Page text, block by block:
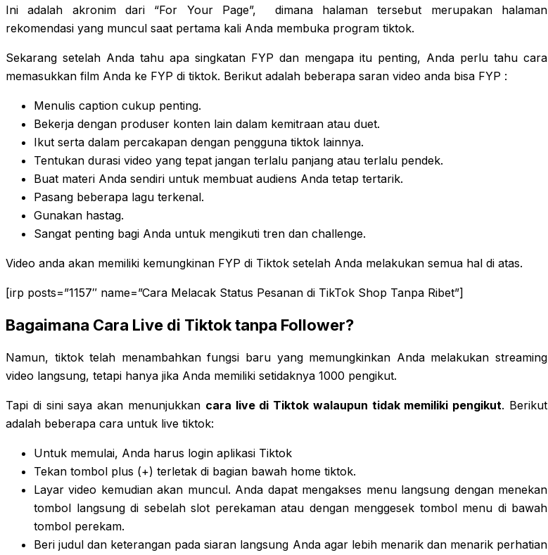
Ini adalah akronim dari “For Your Page”, dimana halaman tersebut merupakan halaman
rekomendasi yang muncul saat pertama kali Anda membuka program tiktok.
Sekarang setelah Anda tahu apa singkatan FYP dan mengapa itu penting, Anda perlu tahu cara
memasukkan film Anda ke FYP di tiktok. Berikut adalah beberapa saran video anda bisa FYP :
Menulis caption cukup penting.
Bekerja dengan produser konten lain dalam kemitraan atau duet.
Ikut serta dalam percakapan dengan pengguna tiktok lainnya.
Tentukan durasi video yang tepat jangan terlalu panjang atau terlalu pendek.
Buat materi Anda sendiri untuk membuat audiens Anda tetap tertarik.
Pasang beberapa lagu terkenal.
Gunakan hastag.
Sangat penting bagi Anda untuk mengikuti tren dan challenge.
Video anda akan memiliki kemungkinan FYP di Tiktok setelah Anda melakukan semua hal di atas.
[irp posts=”1157″ name=”Cara Melacak Status Pesanan di TikTok Shop Tanpa Ribet”]
Bagaimana Cara Live di Tiktok tanpa Follower?
Namun, tiktok telah menambahkan fungsi baru yang memungkinkan Anda melakukan streaming
video langsung, tetapi hanya jika Anda memiliki setidaknya 1000 pengikut.
Tapi di sini saya akan menunjukkan cara live di Tiktok walaupun tidak memiliki pengikut. Berikut
adalah beberapa cara untuk live tiktok:
Untuk memulai, Anda harus login aplikasi Tiktok
Tekan tombol plus (+) terletak di bagian bawah home tiktok.
Layar video kemudian akan muncul. Anda dapat mengakses menu langsung dengan menekan
tombol langsung di sebelah slot perekaman atau dengan menggesek tombol menu di bawah
tombol perekam.
Beri judul dan keterangan pada siaran langsung Anda agar lebih menarik dan menarik perhatian